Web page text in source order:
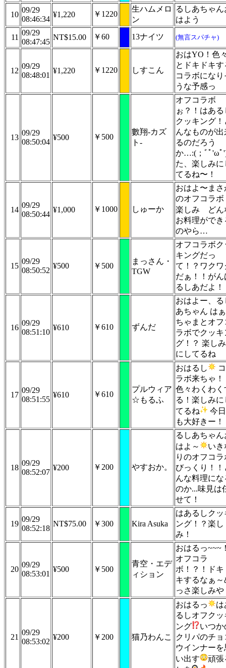
10
09/29
08:46:34
¥1,220 ￥1220
生ハムメロ
ン
るしあちゃん
はよう
11
09/29
08:47:45
NT$15.00 ￥60 13ナイツ (無言スパチャ)
12
09/29
08:48:01
¥1,220 ￥1220 しすこん
おはYO！色
とドキドキす
コラボになり
うな予感っ
13
09/29
08:50:04
¥500 ￥500
數翔-カズ
ト-
オフコラボ
ぉ？！はある
クッキング！
んなものが出
るのだろう
か…:(；ﾞﾟ'ωﾟ
た、楽しみに
てるね〜！
14
09/29
08:50:44
¥1,000 ￥1000 しゅーか
おはよ〜まさ
のオフコラボ
楽しみ
どん
お料理ができ
のやら…
15
09/29
08:50:52
¥500 ￥500
まっさん・
TGW
オフコラボク
キングだっ
て！？ワクワ
だぁ！！がん
るしあだよ！
16
09/29
08:51:10
¥610 ￥610 ずんだ
おはよー、る
あちゃん はぁ
ちゃまとオフ
ラボでクッキ
グ！？ 楽しみ
にしてるね
17
09/29
08:51:55
¥610 ￥610
プルウィア
☆もるふ
おはるし
コ
ラボ来ちゃ！
色々わくわく
る！楽しみに
てるね
今日
も大好きー！
18
09/29
08:52:07
¥200 ￥200 やすおか。
るしあちゃん
はよ～
いき
りのオフコラ
びっくり！！
んな料理にな
のか...味見は
せて！
19
09/29
08:52:18
NT$75.00 ￥300 Kira Asuka
はあるしクッ
ング！？楽し
み！
20
09/29
08:53:01
¥500 ￥500
青空・エデ
ィション
おはるっ~~~
オフコラ
ボ！？！ドキ
キするなぁ～
っさ楽しみや
21
09/29
08:53:02
¥200 ￥200 猫乃わんこ
おはるっ
は
るしオフクッ
ング
いつか
クリパのチョ
ウインナーを
い出す
頑張